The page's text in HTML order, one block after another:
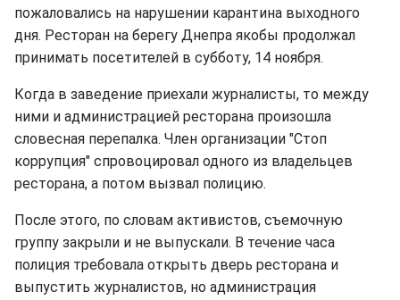
пожаловались на нарушении карантина выходного
дня. Ресторан на берегу Днепра якобы продолжал
принимать посетителей в субботу, 14 ноября.
Когда в заведение приехали журналисты, то между
ними и администрацией ресторана произошла
словесная перепалка. Член организации "Стоп
коррупция" спровоцировал одного из владельцев
ресторана, а потом вызвал полицию.
После этого, по словам активистов, съемочную
группу закрыли и не выпускали. В течение часа
полиция требовала открыть дверь ресторана и
выпустить журналистов, но администрация